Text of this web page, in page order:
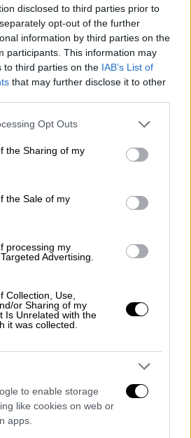
disclosed to third parties prior to
opt-out of the further
information by third parties on the
participants. This information may
to third parties on the IAB’s List of
that may further disclose it to other
app uses one or more Google
usage behaviour. You may click to
Google and its third-party tags to
specified purposes in below Google
Opt Outs
the Sharing of my
the Sale of my
processing my
Advertising.
Collection, Use,
or Sharing of my
Is Unrelated with the
it was collected.
to enable storage
like cookies on web or
apps.
σταρ ολοκλήρωσε την
28 πόντους, 11
2 κλεψίματα και 1
συμμετοχής, με 9/16
βολές. Ήταν άλλη μια
του Αντετοκούνμπο, ο
σοβαρή
το βραβείο του MVP της
εκπληκτικό ματς έκανε
που είχε 26 πόντους, 9
αγγίζοντας και
ενώ ο Μπόμπι Πόρτις